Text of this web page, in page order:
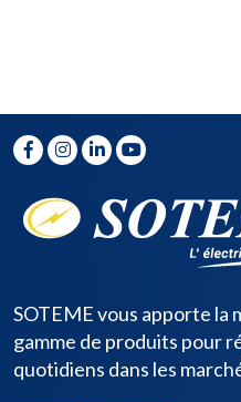
SOTEME vous apporte la
gamme de produits pour
quotidiens dans les